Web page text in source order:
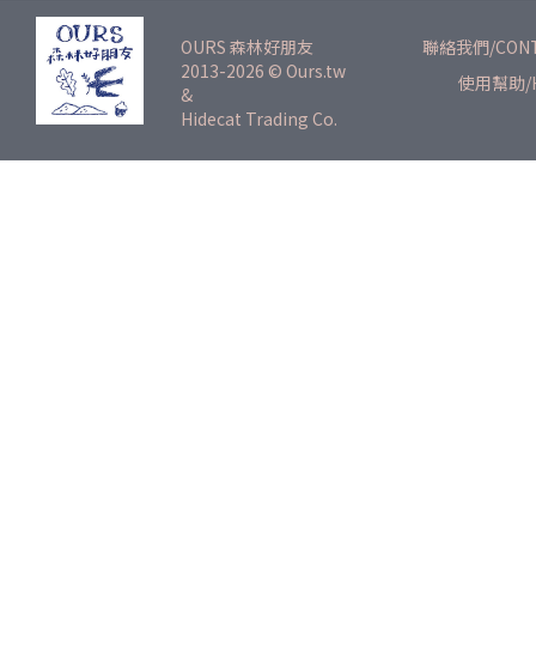
OURS 森林好朋友
2013-2026 © Ours.tw
&
Hidecat Trading Co.
聯絡我們/
使用幫助/